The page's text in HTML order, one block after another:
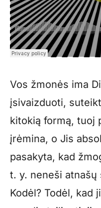
Vos žmonės ima
įsivaizduoti,
kitokią formą, tuoj
įrėmina, o Jis
pasakyta, kad
t. y. neneši atnašų
Kodėl? Todėl, kad